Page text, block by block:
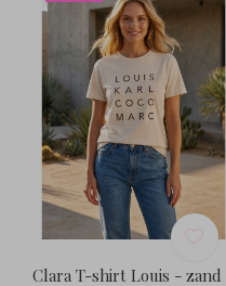
Clara T-shirt Louis - zand